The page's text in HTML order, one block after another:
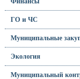
ГО и ЧС
Муниципальные
Экология
Муниципальный